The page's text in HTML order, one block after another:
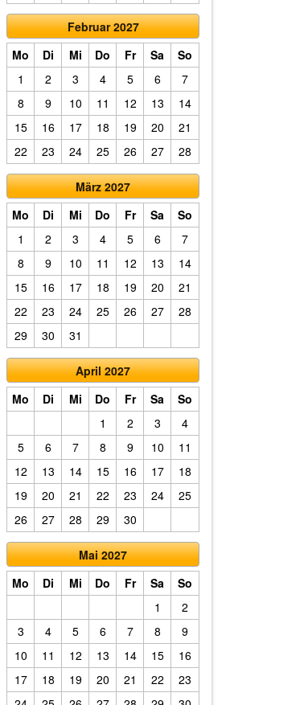
Februar 2027
Mo
Di Mi Do Fr Sa
So
1
2 3 4 5 6
7
8
9 10 11 12 13
14
15
16 17 18 19 20
21
22
23 24 25 26 27 28
März 2027
Mo
Di Mi Do Fr Sa
So
1
2 3 4 5 6
7
8
9 10 11 12 13
14
15
16 17 18 19 20
21
22
23 24 25 26 27
28
29
30 31
April 2027
Mo
Di Mi Do Fr Sa
So
1
2 3
4
5
6 7 8 9 10
11
12
13 14 15 16 17
18
19
20 21 22 23 24
25
26
27 28 29 30
Mai 2027
Mo
Di Mi Do Fr Sa
So
1
2
3
4 5 6 7 8
9
10
11 12 13 14 15
16
17
18 19 20 21 22
23